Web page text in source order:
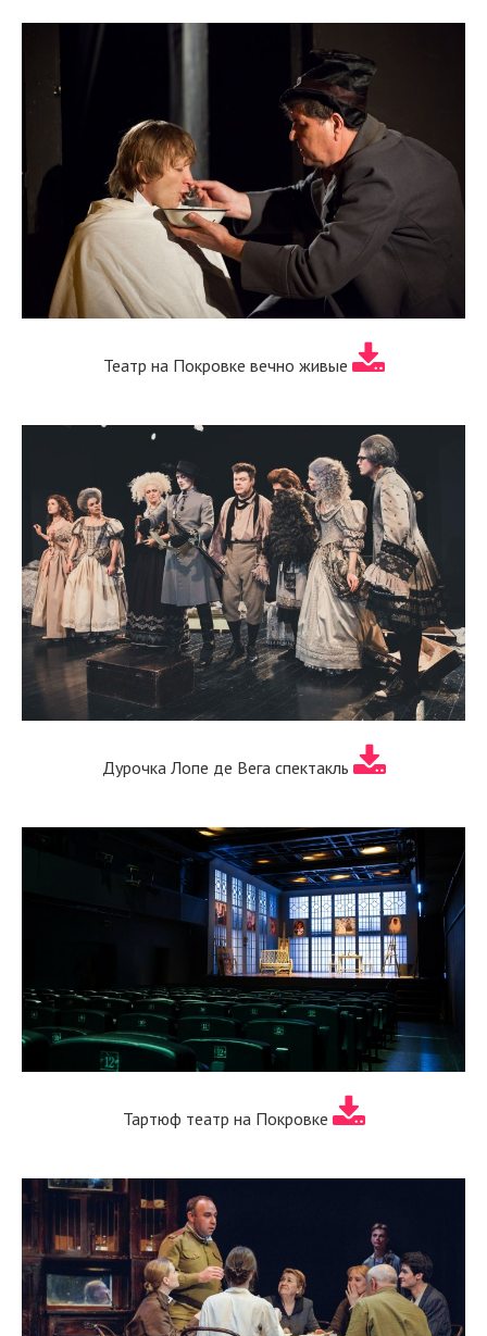
Театр на Покровке вечно живые
Дурочка Лопе де Вега спектакль
Тартюф театр на Покровке